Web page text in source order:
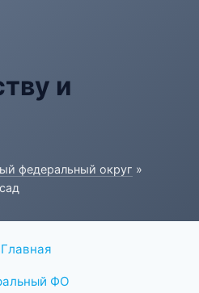
и
федеральный округ »
ФО